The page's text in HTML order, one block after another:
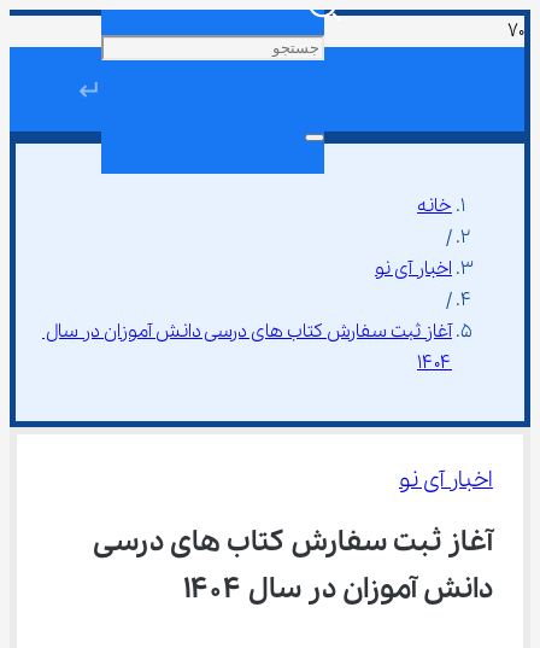
↵
خانه
/
اخبار آی نو
/
آغاز ثبت سفارش کتاب های درسی دانش آموزان در سال
۱۴۰۴
اخبار آی نو
آغاز ثبت سفارش کتاب های درسی
دانش آموزان در سال ۱۴۰۴